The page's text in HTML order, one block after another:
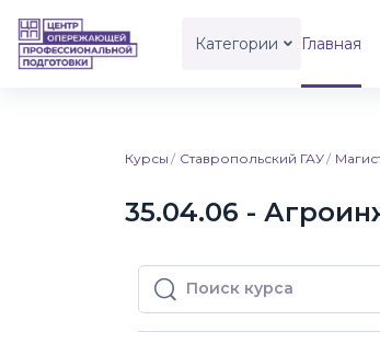
Категории Главная
Курсы Ставропольский ГАУ
35.04.06 -
Поиск курса
Поиск курса